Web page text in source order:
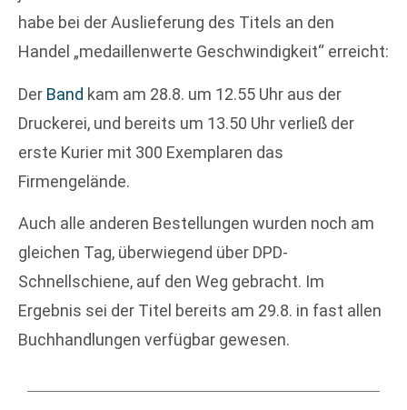
habe bei der Auslieferung des Titels an den
Handel „medaillenwerte Geschwindigkeit“ erreicht:
Der Band kam am 28.8. um 12.55 Uhr aus der
Druckerei, und bereits um 13.50 Uhr verließ der
erste Kurier mit 300 Exemplaren das
Firmengelände.
Auch alle anderen Bestellungen wurden noch am
gleichen Tag, überwiegend über DPD-
Schnellschiene, auf den Weg gebracht. Im
Ergebnis sei der Titel bereits am 29.8. in fast allen
Buchhandlungen verfügbar gewesen.